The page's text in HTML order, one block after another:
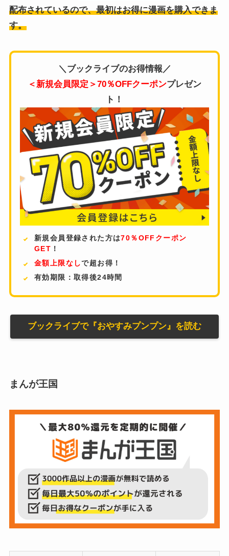
配布されているので、最初はお得に漫画を購入できま
す。
＼ブックライブのお得情報／
＜新規会員限定＞70％OFFクーポンプレゼン
ト！
新規会員登録された方は70％OFFクーポン
GET ！
金額上限なしで超お得！
有効期限：取得後24時間
ブックライブで『おやすみプンプン』を読む
まんが王国